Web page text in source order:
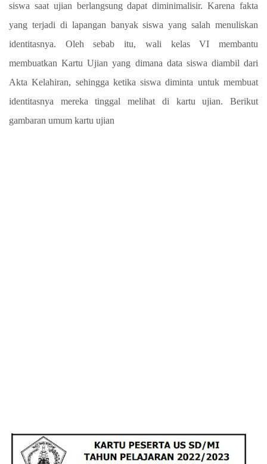
siswa saat ujian berlangsung dapat diminimalisir. Karena fakta
yang terjadi di lapangan banyak siswa yang salah menuliskan
identitasnya. Oleh sebab itu, wali kelas VI membantu
membuatkan Kartu Ujian yang dimana data siswa diambil dari
Akta Kelahiran, sehingga ketika siswa diminta untuk membuat
identitasnya mereka tinggal melihat di kartu ujian. Berikut
gambaran umum kartu ujian